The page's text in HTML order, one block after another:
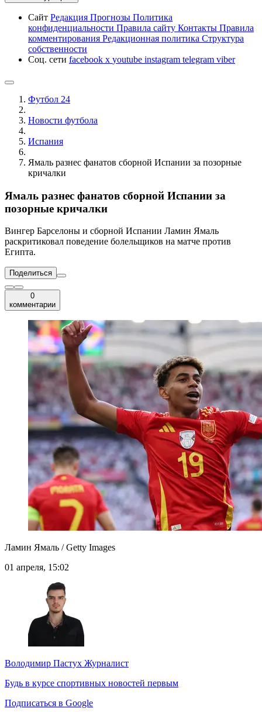
Сайт Редакция Прогнозы Политика
конфиденциальности Правила сайту Контакты Правила
комментирования Редакционная политика Структура
собственности
Соц. сети facebook x youtube instagram telegram viber
Футбол 24
Новости футбола
Испания
Ямаль разнес фанатов сборной Испании за позорные
кричалки
Ямаль разнес фанатов сборной Испании за
позорные кричалки
Вингер Барселоны и сборной Испании Ламин Ямаль
раскритиковал поведение болельщиков на матче против
Египта.
Поделиться
0
комментарии
Ламин Ямаль / Getty Images
01 апреля, 15:02
Володимир Пастух Журналист
Будь в курсе спортивных новостей первым
Подписаться в Google